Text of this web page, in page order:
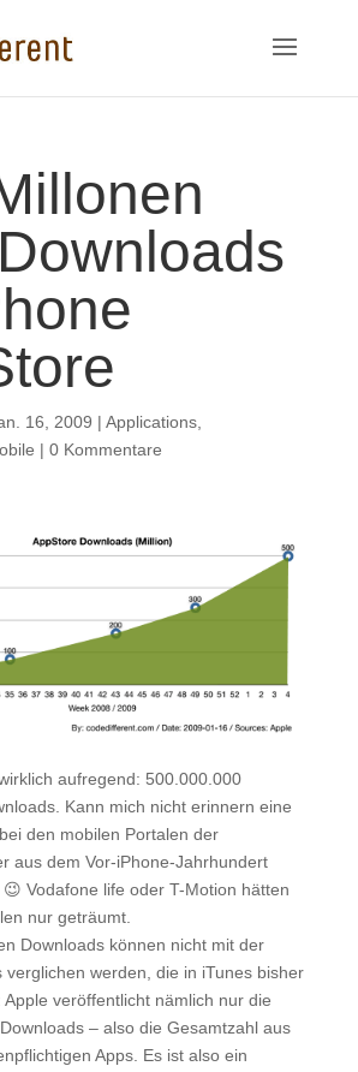
16, 2009 | Applications,
| 0 Kommentare
aufregend: 500.000.000
Kann mich nicht erinnern eine
den mobilen Portalen der
aus dem Vor-iPhone-Jahrhundert
Vodafone life oder T-Motion hätten
nur geträumt.
Downloads können nicht mit der
verglichen werden, die in iTunes bisher
veröffentlicht nämlich nur die
– also die Gesamtzahl aus
Apps. Es ist also ein